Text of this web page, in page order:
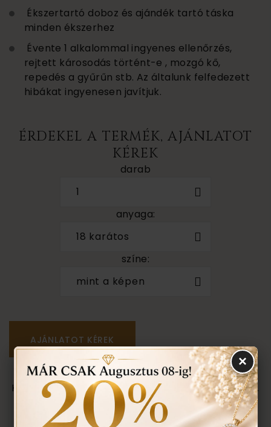
Ékszertartó doboz és ajándék tartó táska
minden ékszerhez
Évente 1 alkalommal ingyenes ellenőrzés,
rejtett károsodás történt-e , mozgó kő,
repedés a gyűrűn stb. Az általunk felfedezett
hibákat ingyenesen javítjuk.
ÉRDEKEL A TERMÉK, AJÁNLATOT
KÉREK
darab
1
anyaga:
18 karátos
színe:
mint a képen
Személyes megtekintés a Budapest VII. kerület,
Király u. 1/b címen található üzletünkben történik.
×